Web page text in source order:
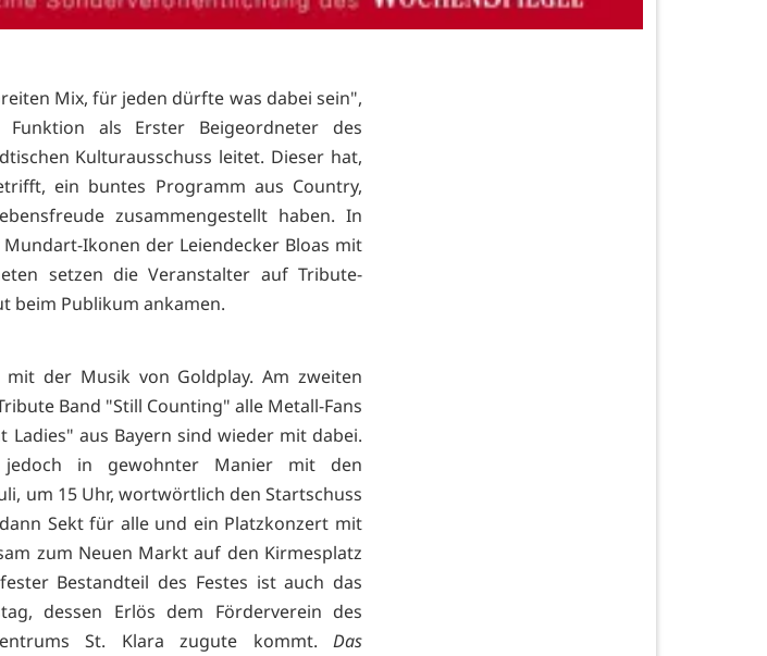
Mix, für jeden dürfte was dabei sein",
als Erster Beigeordneter des
Kulturausschuss leitet. Dieser hat,
ein buntes Programm aus Country,
zusammengestellt haben. In
Ikonen der Leiendecker Bloas mit
setzen die Veranstalter auf Tribute-
beim Publikum ankamen.
der Musik von Goldplay. Am zweiten
Band "Still Counting" alle Metall-Fans
aus Bayern sind wieder mit dabei.
in gewohnter Manier mit den
um 15 Uhr, wortwörtlich den Startschuss
Sekt für alle und ein Platzkonzert mit
zum Neuen Markt auf den Kirmesplatz
Bestandteil des Festes ist auch das
dessen Erlös dem Förderverein des
St. Klara zugute kommt. Das